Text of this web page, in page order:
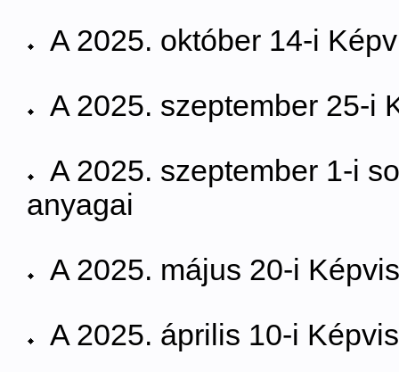
A 2025. október 14-i
A 2025. szeptember 25-i
A 2025. szeptember 1-i
anyagai
A 2025. május 20-i
A 2025. április 10-i